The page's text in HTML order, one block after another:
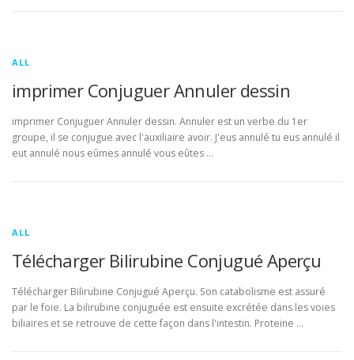
ALL
imprimer Conjuguer Annuler dessin
imprimer Conjuguer Annuler dessin. Annuler est un verbe du 1er
groupe, il se conjugue avec l'auxiliaire avoir. J'eus annulé tu eus annulé il
eut annulé nous eûmes annulé vous eûtes …
ALL
Télécharger Bilirubine Conjugué Aperçu
Télécharger Bilirubine Conjugué Aperçu. Son catabolisme est assuré
par le foie. La bilirubine conjuguée est ensuite excrétée dans les voies
biliaires et se retrouve de cette façon dans l'intestin. Proteine …